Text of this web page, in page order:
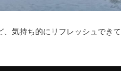
、気持ち的にリフレッシュできて